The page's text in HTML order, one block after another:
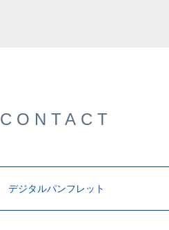
CONTACT
デジタルパンフレット